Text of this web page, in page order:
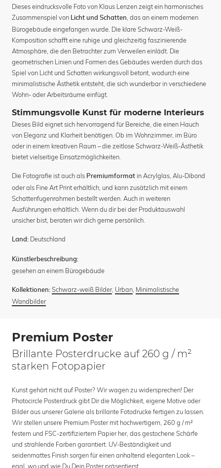
Dieses eindrucksvolle Foto von Klaus Lenzen zeigt ein harmonisches
Zusammenspiel von Licht und Schatten , das an einem modernen
Bürogebäude eingefangen wurde. Die klare Schwarz-Weiß-
Komposition schafft eine ruhige und gleichzeitig faszinierende
Atmosphäre, die den Betrachter zum Verweilen einlädt. Die
geometrischen Linien und Formen des Gebäudes werden durch das
Spiel von Licht und Schatten wirkungsvoll betont, wodurch eine
minimalistische Ästhetik entsteht, die sich wunderbar in verschiedene
Wohn- oder Arbeitsräume einfügt.
Stimmungsvolle Kunst für moderne Interieurs
Dieses Bild eignet sich hervorragend für Bereiche, die einen Hauch
von Eleganz und Klarheit benötigen. Ob im Wohnzimmer, im Büro
oder in einem kreativen Raum – die zeitlose Schwarz-Weiß-Ästhetik
bietet vielseitige Einsatzmöglichkeiten.
Die Fotografie ist auch als Premiumformat in Acrylglas, Alu-Dibond
oder als Fine Art Print erhältlich, und kann zusätzlich mit einem
Schattenfugenrahmen bestellt werden. Auch in weiteren
Ausführungen erhältlich. Wenn du dir bei der Produktauswahl
unsicher bist, beraten wir dich gerne persönlich.
Land: Deutschland
Künstlerbeschreibung:
gesehen an einem Bürogebäude
Kollektionen: Schwarz-weiß Bilder, Urban Minimalistische
Wandbilder
Premium Poster
Brillante Posterdrucke auf 260 g / m²
starken Fotopapier
Kunst gehört nicht auf Poster? Wir wagen zu widersprechen! Der
Photocircle Posterdruck gibt Dir die Möglichkeit, eigene Motive oder
Bilder aus unserer Galerie als brillante Fotodrucke fertigen zu lassen.
Wir stellen unsere Premium Poster mit hochwertigem, 260 g / m²
festem und FSC-zertifiziertem Papier her, das gestochene Schärfe
und strahlende Farben garantiert. UV-Beständigkeit und
seidenmattes Finish sorgen für einen anhaltend eleganten Look –
egal, wo und wie Du Dein Poster präsentierst.